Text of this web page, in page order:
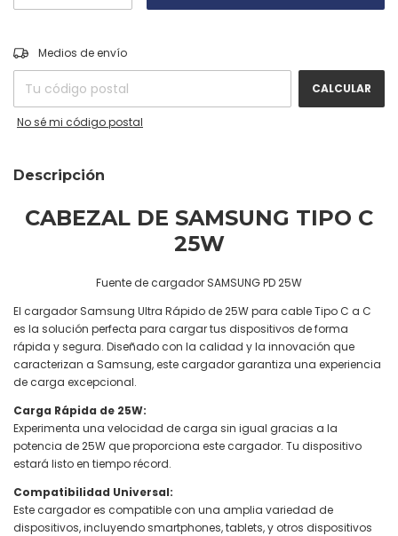
Entregas para el CP:
Medios de envío
CALCULAR
No sé mi código postal
Descripción
CABEZAL DE SAMSUNG TIPO C
25W
Fuente de cargador SAMSUNG PD 25W
El cargador Samsung Ultra Rápido de 25W para cable Tipo C a C
es la solución perfecta para cargar tus dispositivos de forma
rápida y segura. Diseñado con la calidad y la innovación que
caracterizan a Samsung, este cargador garantiza una experiencia
de carga excepcional.
Carga Rápida de 25W:
Experimenta una velocidad de carga sin igual gracias a la
potencia de 25W que proporciona este cargador. Tu dispositivo
estará listo en tiempo récord.
Compatibilidad Universal:
Este cargador es compatible con una amplia variedad de
dispositivos, incluyendo smartphones, tablets, y otros dispositivos